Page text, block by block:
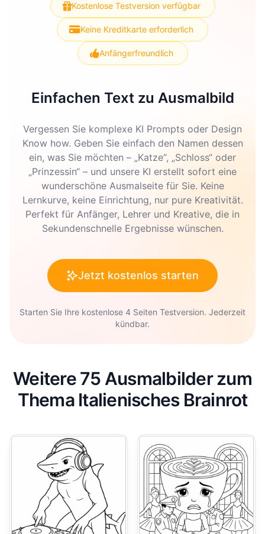
Kostenlose Testversion verfügbar
Keine Kreditkarte erforderlich
Anfängerfreundlich
Einfachen Text zu Ausmalbild
Vergessen Sie komplexe KI Prompts oder Design
Know how. Geben Sie einfach den Namen dessen
ein, was Sie möchten – „Katze“, „Schloss“ oder
„Prinzessin“ – und unsere KI erstellt sofort eine
wunderschöne Ausmalseite für Sie. Keine
Lernkurve, keine Einrichtung, nur pure Kreativität.
Perfekt für Anfänger, Lehrer und Kreative, die in
Sekundenschnelle Ergebnisse wünschen.
Jetzt kostenlos starten
Starten Sie Ihre kostenlose 4 Seiten Testversion. Jederzeit
kündbar.
Weitere 75 Ausmalbilder zum
Thema Italienisches Brainrot